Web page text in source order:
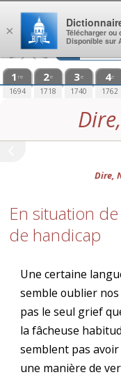
Aller au contenu
1 re
1694
2e
1718
3e
1740
4e
1762
Dire,
En situation
de handicap
Une certaine
semble oublier
pas le seul grief
la fâcheuse
semblent pas
une manière de
×
Télécharger ou
Disponible sur